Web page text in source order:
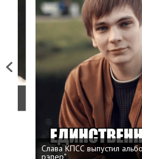
Previous
Слава КПСС выпустил
рэпер"